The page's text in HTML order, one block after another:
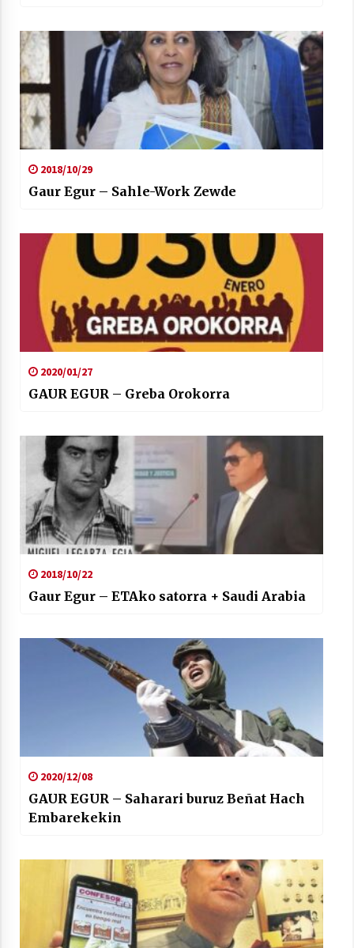
2018/10/29
Gaur Egur – Sahle-Work Zewde
2020/01/27
GAUR EGUR – Greba Orokorra
2018/10/22
Gaur Egur – ETAko satorra + Saudi Arabia
2020/12/08
GAUR EGUR – Saharari buruz Beñat Hach
Embarekekin